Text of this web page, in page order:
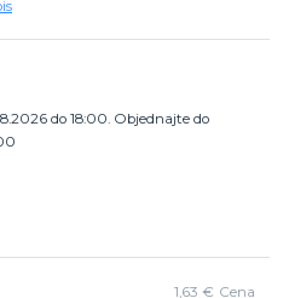
do 18:00. Objednajte do
1,63 € Cena